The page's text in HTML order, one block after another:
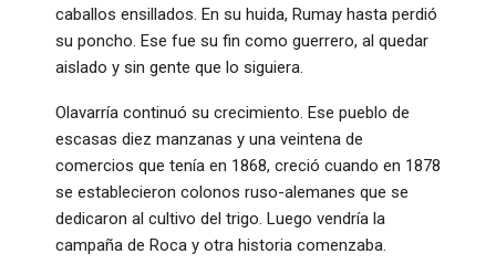
caballos ensillados. En su huida, Rumay hasta perdió
su poncho. Ese fue su fin como guerrero, al quedar
aislado y sin gente que lo siguiera.
Olavarría continuó su crecimiento. Ese pueblo de
escasas diez manzanas y una veintena de
comercios que tenía en 1868, creció cuando en 1878
se establecieron colonos ruso-alemanes que se
dedicaron al cultivo del trigo. Luego vendría la
campaña de Roca y otra historia comenzaba.